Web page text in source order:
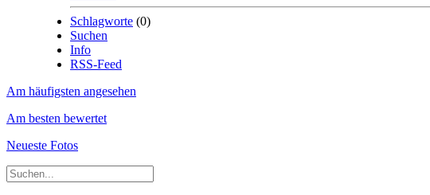
Schlagworte (0)
Suchen
Info
RSS-Feed
Am häufigsten angesehen
Am besten bewertet
Neueste Fotos